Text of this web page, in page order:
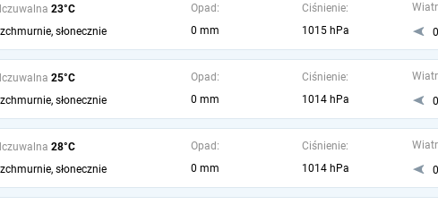
23°C
słonecznie
Opad:
0 mm
Ciśnienie:
1015 hPa
25°C
słonecznie
Opad:
0 mm
Ciśnienie:
1014 hPa
28°C
słonecznie
Opad:
0 mm
Ciśnienie:
1014 hPa